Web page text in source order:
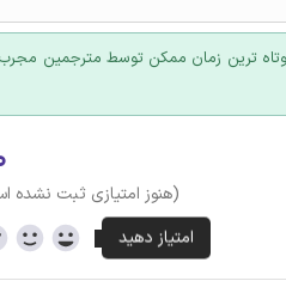
ترین زمان ممکن توسط مترجمین
(هنوز امتیازی ثبت نشده